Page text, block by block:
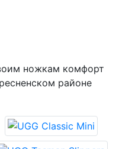
ножкам комфорт
районе